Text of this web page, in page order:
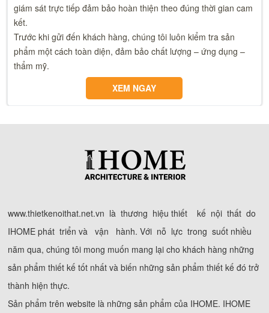
giám sát trực tiếp đảm bảo hoàn thiện theo đúng thời gian cam
kết.
Trước khi gửi đến khách hàng, chúng tôi luôn kiểm tra sản
phẩm một cách toàn diện, đảm bảo chất lượng – ứng dụng –
thẩm mỹ.
XEM NGAY
www.thietkenoithat.net.vn là thương hiệu thiết kế nội thất do
IHOME phát triển và vận hành. Với nỗ lực trong suốt nhiều
năm qua, chúng tôi mong muốn mang lại cho khách hàng những
sản phẩm thiết kế tốt nhất và biến những sản phẩm thiết kế đó trở
thành hiện thực.
Sản phẩm trên website là những sản phẩm của IHOME. IHOME